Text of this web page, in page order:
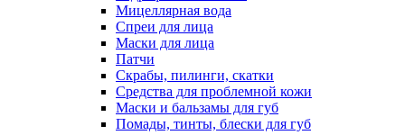
Мицеллярная вода
Спреи для лица
Маски для лица
Патчи
Скрабы, пилинги, скатки
Средства для проблемной кожи
Маски и бальзамы для губ
Помады, тинты, блески для губ